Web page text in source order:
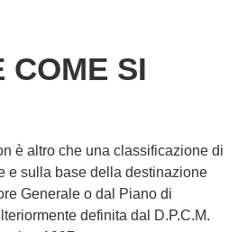
COME SI
è altro che una classificazione di
e sulla base della destinazione
Generale o dal Piano di
definita dal D.P.C.M.